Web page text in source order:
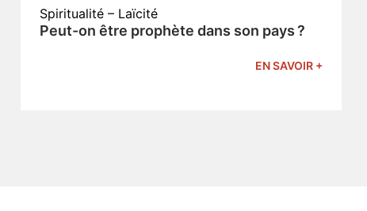
Spiritualité – Laïcité
Peut-on être prophète dans son pays ?
EN SAVOIR +